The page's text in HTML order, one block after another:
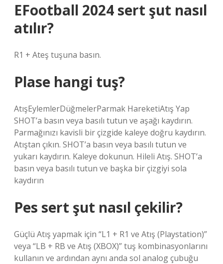
EFootball 2024 sert şut nasıl
atılır?
R1 + Ateş tuşuna basın.
Plase hangi tuş?
AtışEylemlerDüğmelerParmak HareketiAtış Yap
SHOT’a basın veya basılı tutun ve aşağı kaydırın.
Parmağınızı kavisli bir çizgide kaleye doğru kaydırın.
Atıştan çıkın. SHOT’a basın veya basılı tutun ve
yukarı kaydırın. Kaleye dokunun. Hileli Atış. SHOT’a
basın veya basılı tutun ve başka bir çizgiyi sola
kaydırın
Pes sert şut nasıl çekilir?
Güçlü Atış yapmak için “L1 + R1 ve Atış (Playstation)”
veya “LB + RB ve Atış (XBOX)” tuş kombinasyonlarını
kullanın ve ardından aynı anda sol analog çubuğu